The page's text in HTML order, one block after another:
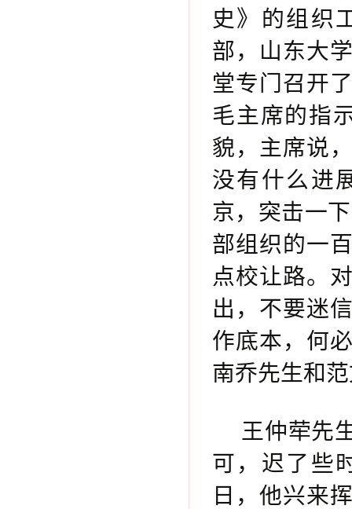
史》的组织
部，山东大
堂专门召开
毛主席的指
貌，主席说
没有什么进
京，突击一
部组织的一
点校让路。
出，不要迷
作底本，何
南乔先生和
王仲荦先
可，迟了些
日，他兴来